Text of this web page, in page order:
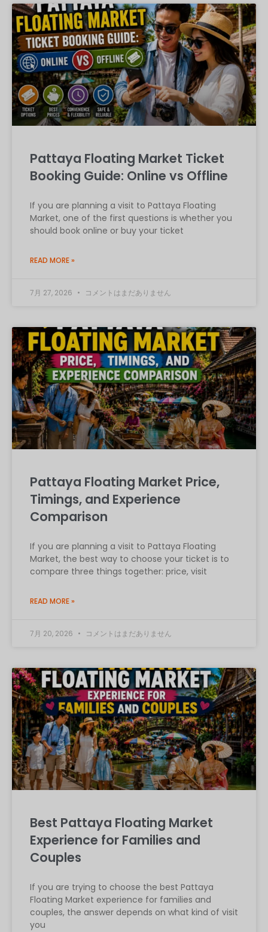
Pattaya Floating Market Ticket
Booking Guide: Online vs Offline
If you are planning a visit to Pattaya Floating
Market, one of the first questions is whether you
should book online or buy your ticket
READ MORE »
7月 27, 2026 コメントはまだありません
Pattaya Floating Market Price,
Timings, and Experience
Comparison
If you are planning a visit to Pattaya Floating
Market, the best way to choose your ticket is to
compare three things together: price, visit
READ MORE »
7月 20, 2026 コメントはまだありません
Best Pattaya Floating Market
Experience for Families and
Couples
If you are trying to choose the best Pattaya
Floating Market experience for families and
couples, the answer depends on what kind of visit
you